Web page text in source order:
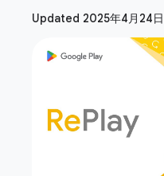
Updated 2025年4月24日